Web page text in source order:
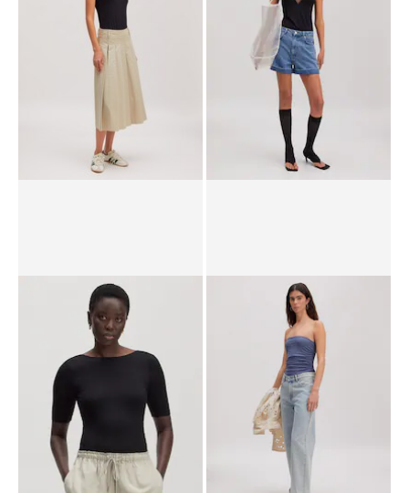
Shirtbody 'Maya'
23,90 €
Shirtbody 'Polina'
28,90 €